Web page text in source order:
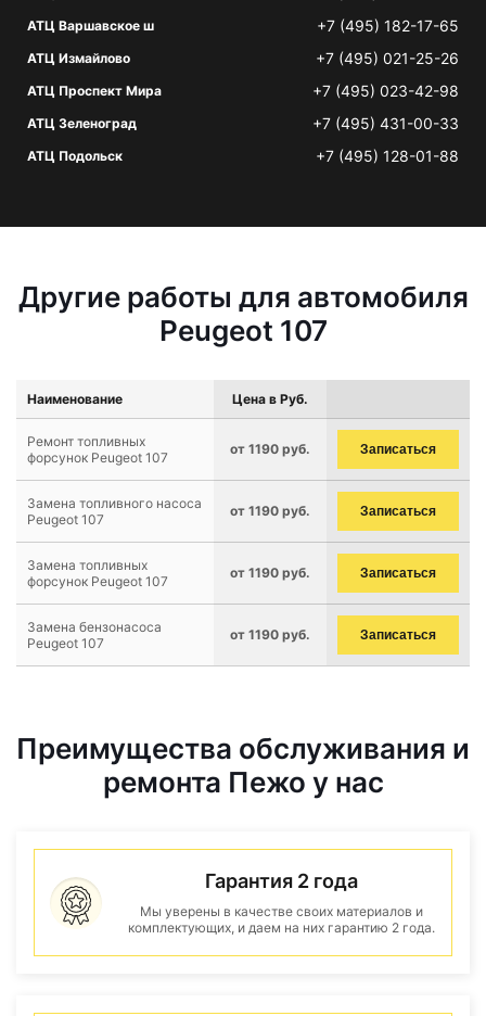
АТЦ Варшавское ш +7 (495) 182-17-65
АТЦ Измайлово +7 (495) 021-25-26
АТЦ Проспект Мира +7 (495) 023-42-98
АТЦ Зеленоград +7 (495) 431-00-33
АТЦ Подольск +7 (495) 128-01-88
Другие работы для автомобиля
Peugeot 107
Наименование Цена в Руб.
Ремонт топливных
форсунок Peugeot 107
от 1190 руб. Записаться
Замена топливного насоса
Peugeot 107
от 1190 руб. Записаться
Замена топливных
форсунок Peugeot 107
от 1190 руб. Записаться
Замена бензонасоса
Peugeot 107
от 1190 руб. Записаться
Преимущества обслуживания и
ремонта Пежо у нас
Гарантия 2 года
Мы уверены в качестве своих материалов и
комплектующих, и даем на них гарантию 2 года.